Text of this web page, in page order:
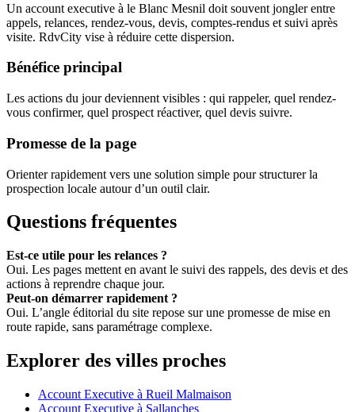
Un account executive à le Blanc Mesnil doit souvent jongler entre
appels, relances, rendez-vous, devis, comptes-rendus et suivi après
visite. RdvCity vise à réduire cette dispersion.
Bénéfice principal
Les actions du jour deviennent visibles : qui rappeler, quel rendez-
vous confirmer, quel prospect réactiver, quel devis suivre.
Promesse de la page
Orienter rapidement vers une solution simple pour structurer la
prospection locale autour d’un outil clair.
Questions fréquentes
Est-ce utile pour les relances ?
Oui. Les pages mettent en avant le suivi des rappels, des devis et des
actions à reprendre chaque jour.
Peut-on démarrer rapidement ?
Oui. L’angle éditorial du site repose sur une promesse de mise en
route rapide, sans paramétrage complexe.
Explorer des villes proches
Account Executive à Rueil Malmaison
Account Executive à Sallanches